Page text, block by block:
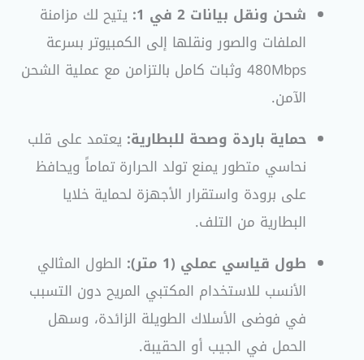
شحن ونقل بيانات 2 في 1:
يتيح لك مزامنة
الملفات والصور ونقلها إلى الكمبيوتر بسرعة
480Mbps وثبات كامل بالتزامن مع عملية الشحن
الآمن.
حماية باردة وصحة للبطارية: يعتمد على قلب
نحاسي متطور يمنع تولد الحرارة تماماً ويحافظ
على برودة واستقرار الأجهزة لحماية خلايا
البطارية من التلف.
طول قياسي عملي (1 متر):
الطول المثالي
الأنسب للاستخدام المكتبي المريح دون التسبب
في فوضى الأسلاك الطويلة الزائدة، وسهل
الحمل في الجيب أو الحقيبة.